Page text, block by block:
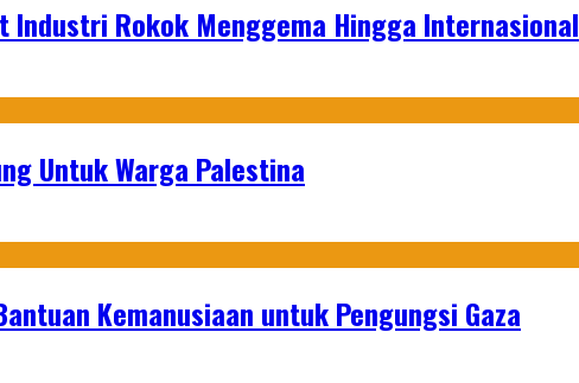
Industri Rokok Menggema Hingga Internasional
Untuk Warga Palestina
Kemanusiaan untuk Pengungsi Gaza